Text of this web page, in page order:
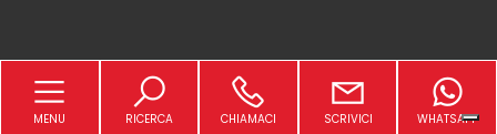
MENU RICERCA CHIAMACI SCRIVICI WHATSAPP